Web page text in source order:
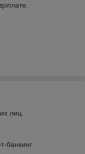
лиц.
банкинг